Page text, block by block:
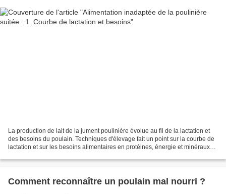
La production de lait de la jument poulinière évolue au fil de la lactation et
des besoins du poulain. Techniques d'élevage fait un point sur la courbe de
lactation et sur les besoins alimentaires en protéines, énergie et minéraux
Comment reconnaître un poulain mal nourri ?